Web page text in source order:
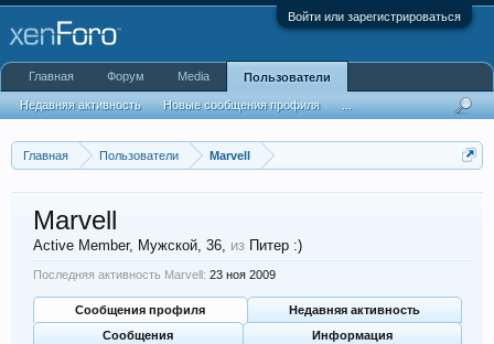
Войти или зарегистрироваться
Главная Пользователи Marvell
Marvell
Active Member, Мужской, 36, из Питер :)
Последняя активность Marvell: 23 ноя 2009
Сообщения профиля
Недавняя активность
Сообщения
Информация
Главная Форум Media Пользователи
Недавняя активность Новые сообщения профиля